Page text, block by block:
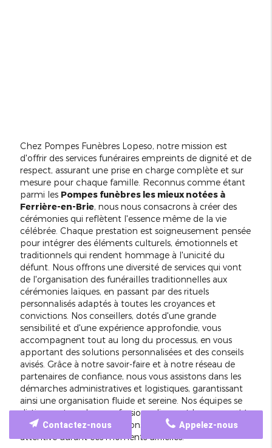
Chez Pompes Funèbres Lopeso, notre mission est
d'offrir des services funéraires empreints de dignité et de
respect, assurant une prise en charge complète et sur
mesure pour chaque famille. Reconnus comme étant
parmi les Pompes funèbres les mieux notées à
Ferrière-en-Brie, nous nous consacrons à créer des
cérémonies qui reflètent l'essence même de la vie
célébrée. Chaque prestation est soigneusement pensée
pour intégrer des éléments culturels, émotionnels et
traditionnels qui rendent hommage à l'unicité du
défunt. Nous offrons une diversité de services qui vont
de l'organisation des funérailles traditionnelles aux
cérémonies laïques, en passant par des rituels
personnalisés adaptés à toutes les croyances et
convictions. Nos conseillers, dotés d'une grande
sensibilité et d'une expérience approfondie, vous
accompagnent tout au long du processus, en vous
apportant des solutions personnalisées et des conseils
avisés. Grâce à notre savoir-faire et à notre réseau de
partenaires de confiance, nous vous assistons dans les
démarches administratives et logistiques, garantissant
ainsi une organisation fluide et sereine. Nos équipes se
distinguent par leur professionnalisme et leurempathie,
vous assurant un soutien constant et une écoute
attentive durant ces moments difficiles.
Appelez-nous
Contactez-nous